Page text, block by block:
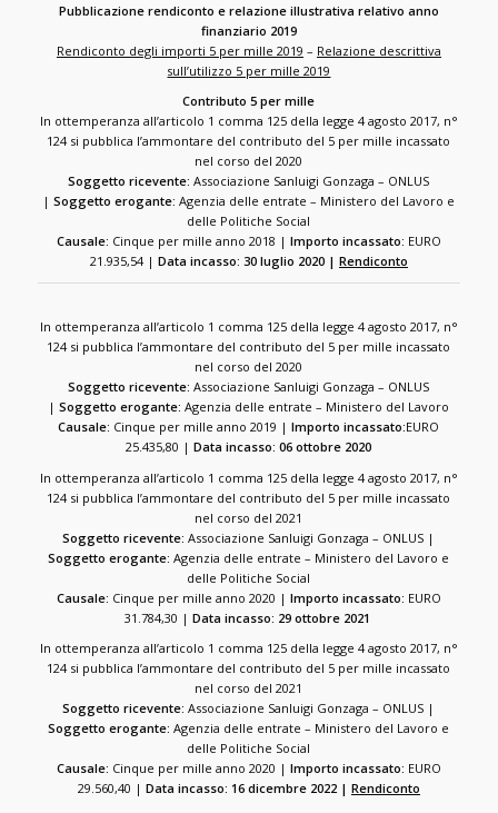
Pubblicazione rendiconto e relazione illustrativa relativo anno
finanziario 2019
Rendiconto degli importi 5 per mille 2019 – Relazione descrittiva
sull’utilizzo 5 per mille 2019
Contributo 5 per mille
In ottemperanza all’articolo 1 comma 125 della legge 4 agosto 2017, n°
124 si pubblica l’ammontare del contributo del 5 per mille incassato
nel corso del 2020
Soggetto ricevente: Associazione Sanluigi Gonzaga – ONLUS
|Soggetto erogante: Agenzia delle entrate – Ministero del Lavoro e
delle Politiche Social
Causale: Cinque per mille anno 2018 | Importo incassato: EURO
21.935,54 | Data incasso: 30 luglio 2020 | Rendiconto
In ottemperanza all’articolo 1 comma 125 della legge 4 agosto 2017, n°
124 si pubblica l’ammontare del contributo del 5 per mille incassato
nel corso del 2020
Soggetto ricevente: Associazione Sanluigi Gonzaga – ONLUS
|Soggetto erogante: Agenzia delle entrate – Ministero del Lavoro
Causale: Cinque per mille anno 2019 | Importo incassato:EURO
25.435,80 |Data incasso: 06 ottobre 2020
In ottemperanza all’articolo 1 comma 125 della legge 4 agosto 2017, n°
124 si pubblica l’ammontare del contributo del 5 per mille incassato
nel corso del 2021
Soggetto ricevente: Associazione Sanluigi Gonzaga – ONLUS |
Soggetto erogante: Agenzia delle entrate – Ministero del Lavoro e
delle Politiche Social
Causale: Cinque per mille anno 2020 | Importo incassato: EURO
31.784,30 | Data incasso: 29 ottobre 2021
In ottemperanza all’articolo 1 comma 125 della legge 4 agosto 2017, n°
124 si pubblica l’ammontare del contributo del 5 per mille incassato
nel corso del 2021
Soggetto ricevente: Associazione Sanluigi Gonzaga – ONLUS |
Soggetto erogante: Agenzia delle entrate – Ministero del Lavoro e
delle Politiche Social
Causale: Cinque per mille anno 2020 | Importo incassato: EURO
29.560,40 | Data incasso: 16 dicembre 2022 | Rendiconto